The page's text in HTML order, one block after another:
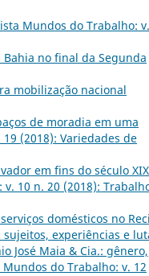
Mundos do Trabalho:
no final da Segunda
mobilização nacional
de moradia em uma
(2018): Variedades de
em fins do século
10 n. 20 (2018):
domésticos no
experiências e
José Maia & Cia.: gênero,
Mundos do Trabalho: v. 12